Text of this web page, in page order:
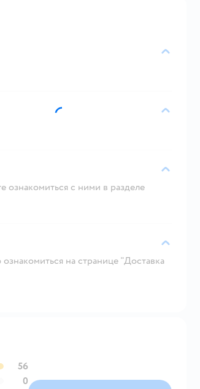
ознакомиться с ними в разделе
на странице "Доставка
56
0